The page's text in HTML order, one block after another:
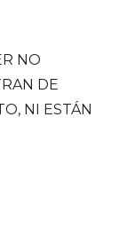
NO
DE
NI ESTÁN